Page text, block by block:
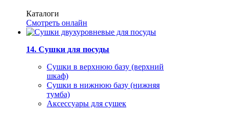
Каталоги
Смотреть онлайн
14. Сушки для посуды
Сушки в верхнюю базу (верхний
шкаф)
Сушки в нижнюю базу (нижняя
тумба)
Аксессуары для сушек